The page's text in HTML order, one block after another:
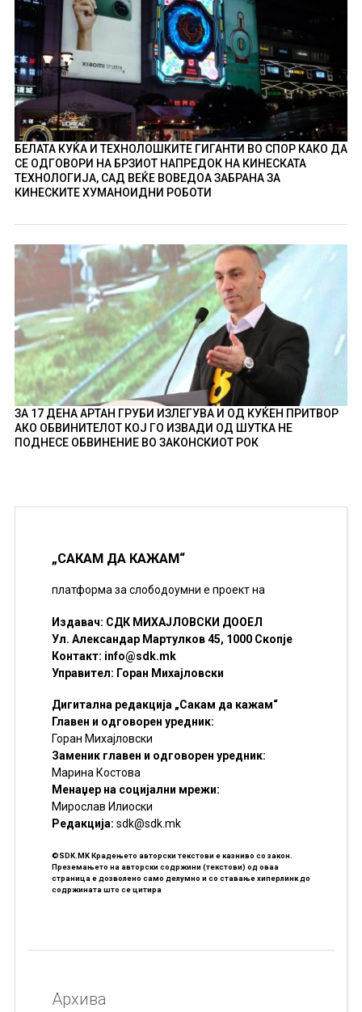
БЕЛАТА КУЌА И ТЕХНОЛОШКИТЕ ГИГАНТИ ВО СПОР КАКО ДА
СЕ ОДГОВОРИ НА БРЗИОТ НАПРЕДОК НА КИНЕСКАТА
ТЕХНОЛОГИЈА, САД ВЕЌЕ ВОВЕДОА ЗАБРАНА ЗА
КИНЕСКИТЕ ХУМАНОИДНИ РОБОТИ
ЗА 17 ДЕНА АРТАН ГРУБИ ИЗЛЕГУВА И ОД КУЌЕН ПРИТВОР
АКО ОБВИНИТЕЛОТ КОЈ ГО ИЗВАДИ ОД ШУТКА НЕ
ПОДНЕСЕ ОБВИНЕНИЕ ВО ЗАКОНСКИОТ РОК
„САКАМ ДА КАЖАМ“
платформа за слободоумни е проект на
Издавач: СДК МИХАЈЛОВСКИ ДООЕЛ
Ул. Александар Мартулков 45, 1000 Скопје
Контакт: info@sdk.mk
Управител: Горан Михајловски
Дигитална редакција „Сакам да кажам“
Главен и одговорен уредник:
Горан Михајловски
Заменик главен и одговорен уредник:
Марина Костова
Менаџер на социјални мрежи:
Мирослав Илиоски
Редакцијa: sdk@sdk.mk
©SDK.MK Крадењето авторски текстови е казниво со закон.
Преземањето на авторски содржини (текстови) од оваа
страница е дозволено само делумно и со ставање хиперлинк до
содржината што се цитира
Архива